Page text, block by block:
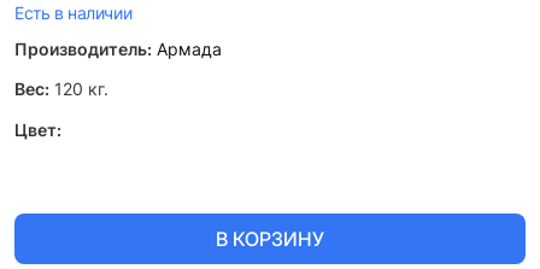
Есть в наличии
Производитель: Армада
Вес: 120 кг.
Цвет:
В КОРЗИНУ